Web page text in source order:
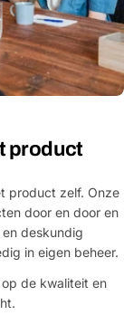
product
product zelf. Onze
door en door en
deskundig
in eigen beheer.
de kwaliteit en